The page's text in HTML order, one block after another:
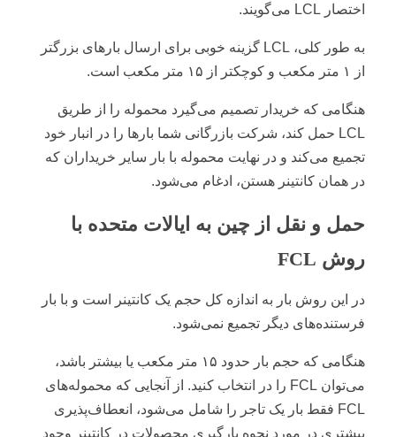
اختصار LCL می‌گویند.
به طور کلی، LCL گزینه خوبی برای ارسال بار‌های بزرگتر
از ۱ متر مکعب و کوچکتر از ۱۵ متر مکعب است.
هنگامی که خریدار تصمیم می‌گیرد محموله را از طریق
LCL حمل کند، شرکت بازرگانی شما بارها را در انبار خود
تجمیع می‌کند و در نهایت محموله با بار سایر خریداران که
در همان کانتینر هستن، ادغام می‌شود.
حمل و نقل از چین به ایالات متحده با
روش FCL
در این روش بار به اندازه کل حجم یک کانتینر است و با بار
فرستنده‌های دیگر تجمیع نمی‌شود.
هنگامی که حجم بار حدود ۱۵ متر مکعب یا بیشتر باشد،
می‌توان FCL را در انتخاب کنید. از آنجایی که محموله‌های
FCL فقط بار یک تاجر را شامل می‌شود، انعطاف‌پذیری
بیشتری در مورد نحوه بارگیری محصولات در کانتینر وجود